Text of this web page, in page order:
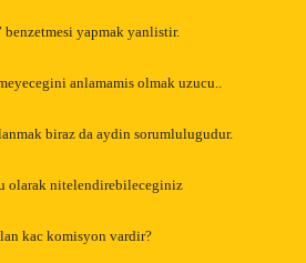
yapmak yanlistir.
anlamamis olmak uzucu..
biraz da aydin sorumlulugudur.
olarak nitelendirebileceginiz
kac komisyon vardir?